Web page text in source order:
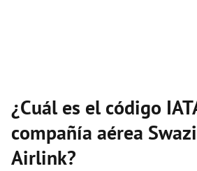
¿Cuál es el código
compañía aérea
Airlink?